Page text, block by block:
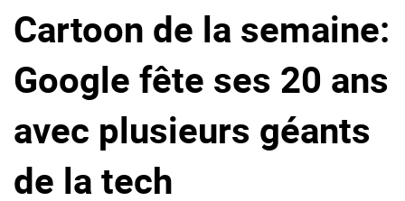
Migrer vers eXo Platform
Produit
La Plateforme
Pourquoi eXo
Internationalisation
Cartoon de la semaine:
Google fête ses 20 ans
avec plusieurs géants
de la tech